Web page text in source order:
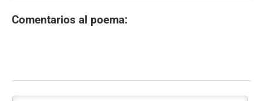
Comentarios al poema: